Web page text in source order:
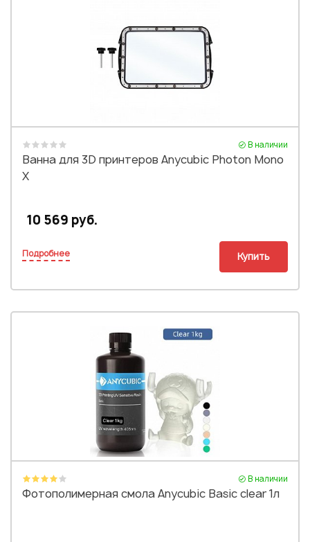
В наличии
Ванна для 3D принтеров Anycubic Photon Mono
X
10 569 руб.
Подробнее Купить
В наличии
Фотополимерная смола Anycubic Basic clear 1л